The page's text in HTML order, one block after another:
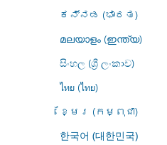
ಕನ್ನಡ (ಭಾರತ)
മലയാളം (ഇന്ത്യ)
සිංහල (ශ්‍රී ලංකාව)
ไทย (ไทย)
ខ្មែរ (កម្ពុជា)
한국어 (대한민국)